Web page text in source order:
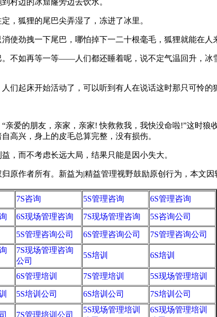
边的冰窟窿旁边去饮水。
狐狸的尾巴尖弄湿了，冻进了冰里。
劲拽一下尾巴，哪怕掉下一二十根毫毛，狐狸就能在人
如再等一等——人们都还睡着呢，说不定气温回升，冰
起床开始活动了，可以听到有人在说话这时那只可怜的
爱的朋友，亲家，亲家! 快救救我，我快没命啦!”这时
高兴，身上的皮毛总算完整，没有损伤。
而不考虑长远大局，结果只能是因小失大。
作者所有。新益为|精益管理视野鼓励原创行为，本文因
7S咨询 5S管理咨询 6S管理咨询
6S现场管理咨询 7S现场管理咨询 5S咨询公司
5S管理咨询公司 6S管理咨询公司
7S管理咨询公司
7S现场管理咨询
公司
5S培训 6S培训
6S管理培训 7S管理培训 5S现场管理培训
5S培训公司 6S培训公司 7S培训公司
7S管理培训公司
5S现场管理培训
6S现场管理培训